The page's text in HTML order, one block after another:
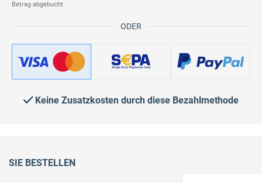
Betrag abgebucht.
ODER
Keine Zusatzkosten durch diese Bezahlmethode
SIE BESTELLEN